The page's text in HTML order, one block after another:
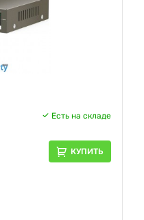
Есть на складе
КУПИТЬ